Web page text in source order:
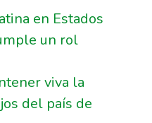
en Estados
un rol
viva la
del país de